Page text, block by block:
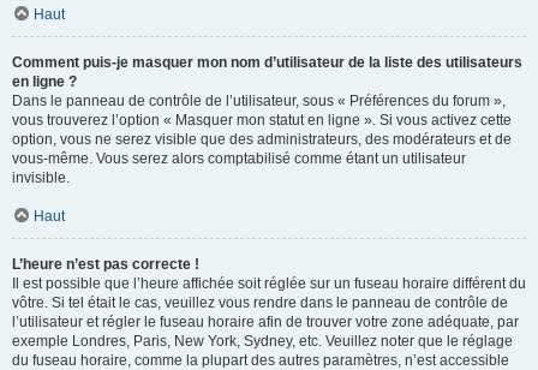
Haut
Comment puis-je masquer mon nom d’utilisateur de la liste des utilisateurs
en ligne ?
Dans le panneau de contrôle de l’utilisateur, sous « Préférences du forum »,
vous trouverez l’option « Masquer mon statut en ligne ». Si vous activez cette
option, vous ne serez visible que des administrateurs, des modérateurs et de
vous-même. Vous serez alors comptabilisé comme étant un utilisateur
invisible.
Haut
L’heure n’est pas correcte !
Il est possible que l’heure affichée soit réglée sur un fuseau horaire différent du
vôtre. Si tel était le cas, veuillez vous rendre dans le panneau de contrôle de
l’utilisateur et régler le fuseau horaire afin de trouver votre zone adéquate, par
exemple Londres, Paris, New York, Sydney, etc. Veuillez noter que le réglage
du fuseau horaire, comme la plupart des autres paramètres, n’est accessible